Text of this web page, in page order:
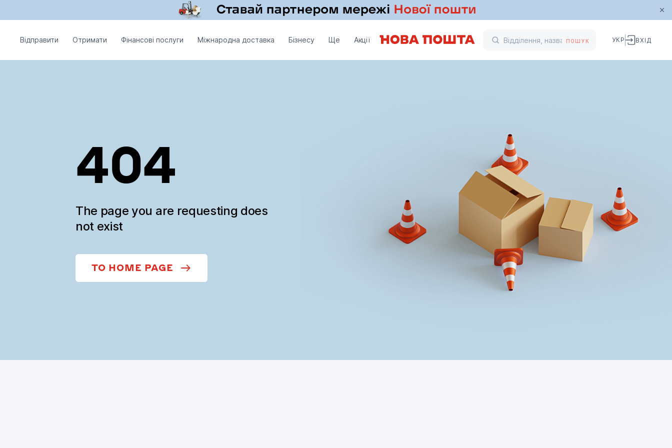
Відправити Отримати Фінансові послуги Міжнародна доставка Бізнесу Ще Акції ПОШУК УКР ВХІД
404
The page you are requesting does
not exist
TO HOME PAGE